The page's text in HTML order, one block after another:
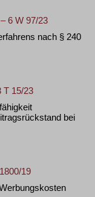
6 W 97/23
nach § 240
T 15/23
bei
19